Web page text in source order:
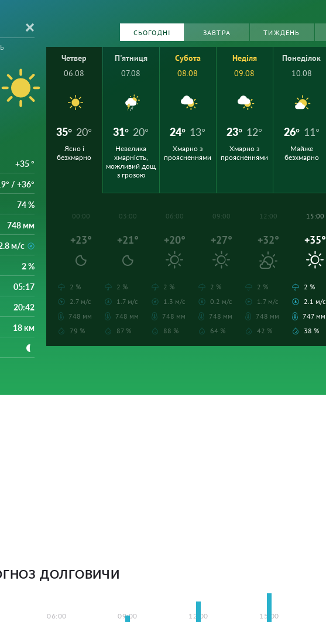
+35 °
/ +36°
74 %
748 мм
м/с
2 %
05:17
20:42
18 км
СЬОГОДНІ ЗАВТРА ТИЖДЕНЬ
Четвер
06.08
35° 20°
Ясно і
безхмарно
П'ятниця
07.08
31° 20°
Невелика
хмарність,
можливий дощ
з грозою
Субота
08.08
24° 13°
Хмарно з
проясненнями
Неділя
09.08
23° 12°
Хмарно з
проясненнями
Понеділок
10.08
26° 11°
Майже
безхмарно
00:00
+23°
2 %
2.7 м/с
748 мм
79 %
03:00
+21°
2 %
1.7 м/с
748 мм
87 %
06:00
+20°
2 %
1.3 м/с
748 мм
88 %
09:00
+27°
2 %
0.2 м/с
748 мм
64 %
12:00
+32°
2 %
1.7 м/с
748 мм
42 %
15:00
+35°
2 %
2.1 м/с
747 мм
38 %
ДОЛГОВИЧИ
06:00 09:00 12:00 15:00